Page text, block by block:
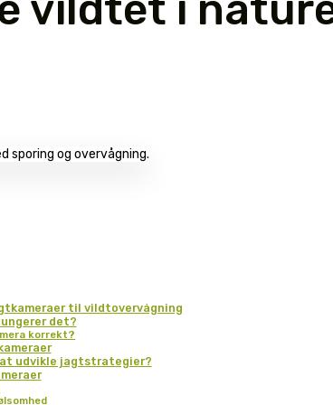
til vildtovervågning
det?
korrekt?
udvikle jagtstrategier?